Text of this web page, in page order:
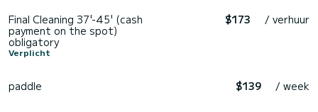
Final Cleaning 37'-45' (cash
payment on the spot)
obligatory
Verplicht
$173 / verhuur
paddle $139 / week